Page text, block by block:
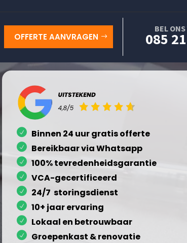
OFFERTE AANVRAGEN
BEL
085
Binnen 24 uur gratis offerte
Bereikbaar via Whatsapp
100% tevredenheidsgarantie
VCA-gecertificeerd
24/7 storingsdienst
10+ jaar ervaring
Lokaal en betrouwbaar
Groepenkast & renovatie